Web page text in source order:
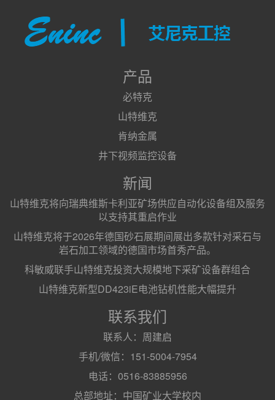
产品
必特克
山特维克
肯纳金属
井下视频监控设备
新闻
山特维克将向瑞典维斯卡利亚矿场供应自动化设备组及服务
以支持其重启作业
山特维克将于2026年德国砂石展期间展出多款针对采石与
岩石加工领域的德国市场首秀产品。
科敏威联手山特维克投资大规模地下采矿设备群组合
山特维克新型DD423iE电池钻机性能大幅提升
联系我们
联系人：周建启
手机/微信：151-5004-7954
电话：0516-83885956
总部地址：中国矿业大学校内